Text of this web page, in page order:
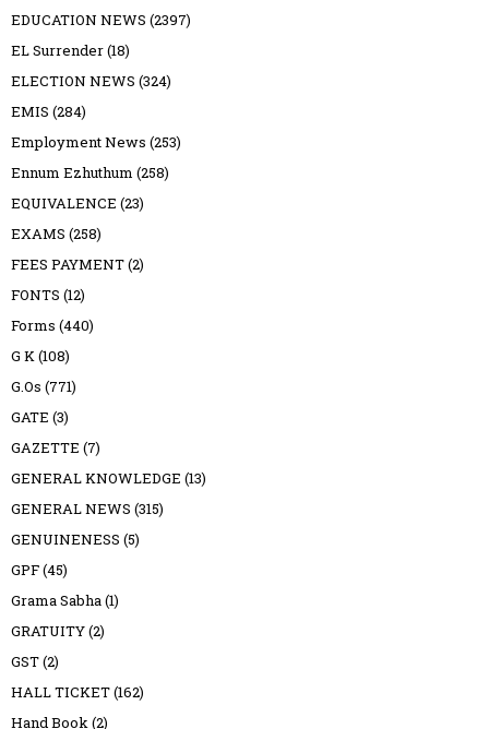
EDUCATION NEWS (2397)
EL Surrender(18)
ELECTION NEWS (324)
EMIS (284)
Employment News (253)
Ennum Ezhuthum (258)
EQUIVALENCE (23)
EXAMS (258)
FEES PAYMENT(2)
FONTS (12)
Forms (440)
G K(108)
G.Os (771)
GATE (3)
GAZETTE (7)
GENERAL KNOWLEDGE (13)
GENERAL NEWS (315)
GENUINENESS (5)
GPF(45)
Grama Sabha(1)
GRATUITY(2)
GST(2)
HALL TICKET(162)
Hand Book(2)